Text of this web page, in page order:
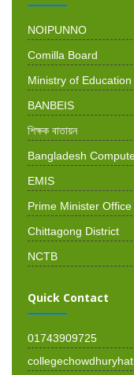
NOIPUNNO
Comilla Board
Ministry of Education
BANBEIS
শিক্ষক বাতায়ন
Bangladesh
EMIS
Prime Minister Office
Chittagong District
NCTB
Quick Contact
01743909725